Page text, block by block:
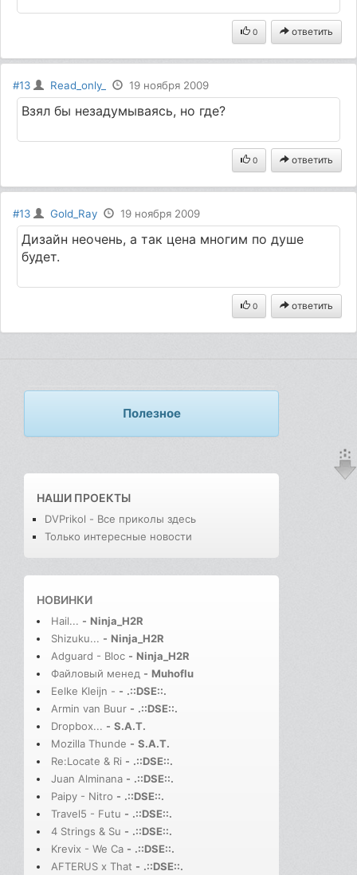
0 ответить
#13 Read_only_ 19 ноября 2009
Взял бы незадумываясь, но где?
0 ответить
#13 Gold_Ray 19 ноября 2009
Дизайн неочень, а так цена многим по душе
будет.
0 ответить
Полезное
НАШИ ПРОЕКТЫ
DVPrikol - Все приколы здесь
Только интересные новости
НОВИНКИ
Hail... - Ninja_H2R
Shizuku... - Ninja_H2R
Adguard - Bloc - Ninja_H2R
Файловый менед - Muhoflu
Eelke Kleijn - - .::DSE::.
Armin van Buur - .::DSE::.
Dropbox... - S.A.T.
Mozilla Thunde - S.A.T.
Re:Locate & Ri - .::DSE::.
Juan Alminana - .::DSE::.
Paipy - Nitro - .::DSE::.
Travel5 - Futu - .::DSE::.
4 Strings & Su - .::DSE::.
Krevix - We Ca - .::DSE::.
AFTERUS x That - .::DSE::.